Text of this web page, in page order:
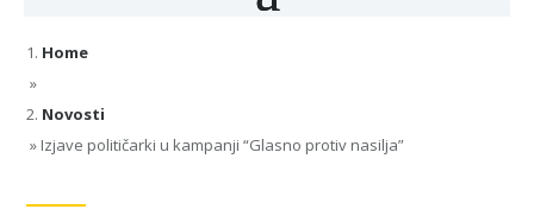
Home
»
Novosti
» Izjave političarki u kampanji “Glasno protiv nasilja”